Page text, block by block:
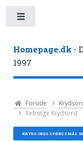
Homepage.dk -
1997
Forside
Rebstige Krydsord
KRYDSORDSSPØRGSMÅL